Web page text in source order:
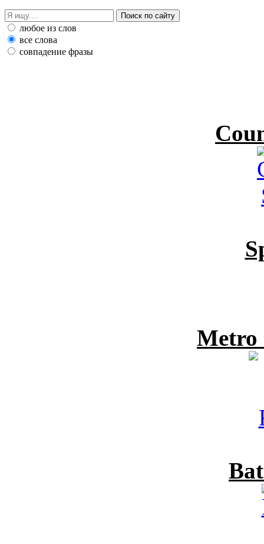
любое из слов
все слова
совпадение фразы
Metro